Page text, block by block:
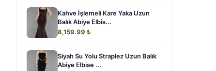
Kahve İşlemeli Kare Yaka Uzun
Balık Abiye Elbis...
8,159.99 ₺
Siyah Su Yolu Straplez Uzun Balık
Abiye Elbise ...